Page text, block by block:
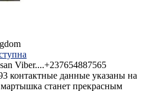
Viber....+237654887565
контактные данные указаны на
станет прекрасным